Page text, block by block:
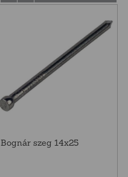
Bognár szeg 14x25